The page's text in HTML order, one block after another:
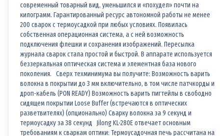
современный товарный вид, уменьшился и «похудел» почти на
килограмм. Гарантированный ресурс автономной работы не менее
200 сварок с термоусадкой при любых условиях. Появилась
собственная операционная система, а с ней возможность
подключения флешки и сохранения изображений. Пересылка
журнала сварок стала простой и быстрой. В аппарате используется
беззеркальная оптическая система и элементная база нового
поколения. Сверх техминимума вы получите: Возможность варить
волокна в покрытии до 3 мм включительно, в том числе патчкорды и
дроп-кабель (PON READY) Возможность варить пигтейлы в свободно
сидящем покрытии Loose Buffer (встречаются в оптических
разветвителях) (опционально) Сварку волокна за 9 секунд и
термоусадку за 38 секунд Jilong KL-280E отвечает основным
требованиям к сваркам оптики: Термоусадочная печь рассчитана на